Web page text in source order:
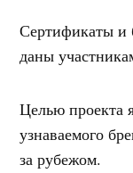
Сертификаты и
даны
Целью проекта
узнаваемого
за рубежом.